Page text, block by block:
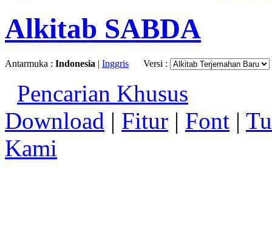
Alkitab SABDA
Antarmuka : Indonesia | Inggris Versi :
Pencarian Khusus
Download | Fitur | Font |
Kami